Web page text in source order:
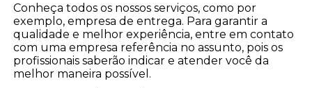
Conheça todos os nossos serviços, como por
exemplo, empresa de entrega. Para garantir a
qualidade e melhor experiência, entre em contato
com uma empresa referência no assunto, pois os
profissionais saberão indicar e atender você da
melhor maneira possível.